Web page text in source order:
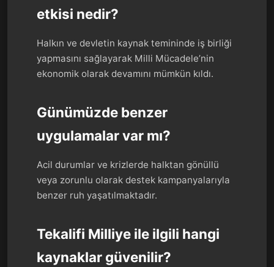
etkisi nedir?
Halkın ve devletin kaynak temininde iş birliği
yapmasını sağlayarak Milli Mücadele’nin
ekonomik olarak devamını mümkün kıldı.
Günümüzde benzer
uygulamalar var mı?
Acil durumlar ve krizlerde halktan gönüllü
veya zorunlu olarak destek kampanyalarıyla
benzer ruh yaşatılmaktadır.
Tekalifi Milliye ile ilgili hangi
kaynaklar güvenilir?